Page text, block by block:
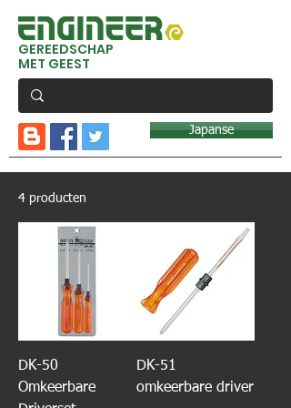
GEREEDSCHAP
MET GEEST
Japanse
4 producten
DK-50
Omkeerbare
DK-51
omkeerbare driver